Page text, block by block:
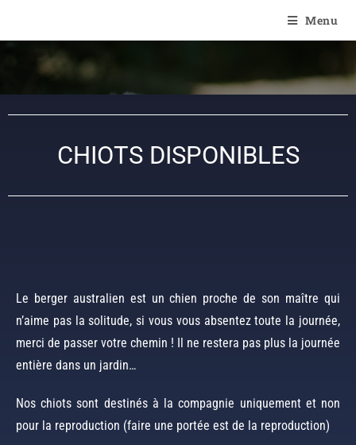
Menu
CHIOTS DISPONIBLES
Le berger australien est un chien proche de son maître qui
n’aime pas la solitude, si vous vous absentez toute la journée,
merci de passer votre chemin ! Il ne restera pas plus la journée
entière dans un jardin…
Nos chiots sont destinés à la compagnie uniquement et non
pour la reproduction (faire une portée est de la reproduction)